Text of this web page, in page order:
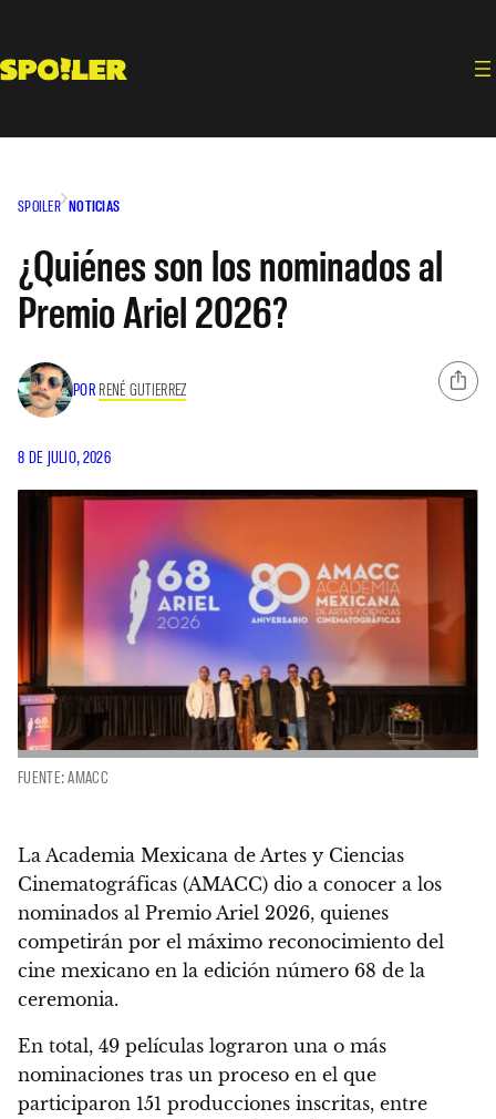
contenido
SPOILER NOTICIAS
¿Quiénes son los nominados al
Premio Ariel 2026?
POR RENÉ GUTIERREZ
8 DE JULIO, 2026
FUENTE: AMACC
La Academia Mexicana de Artes y Ciencias
Cinematográficas (AMACC) dio a conocer a los
nominados al Premio Ariel 2026, quienes
competirán por el máximo reconocimiento del
cine mexicano en la edición número 68 de la
ceremonia.
En total, 49 películas lograron una o más
nominaciones tras un proceso en el que
participaron 151 producciones inscritas, entre